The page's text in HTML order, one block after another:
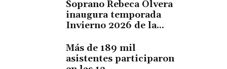
Soprano Rebeca Olvera
inaugura temporada
Invierno 2026 de la...
Más de 189 mil
asistentes participaron